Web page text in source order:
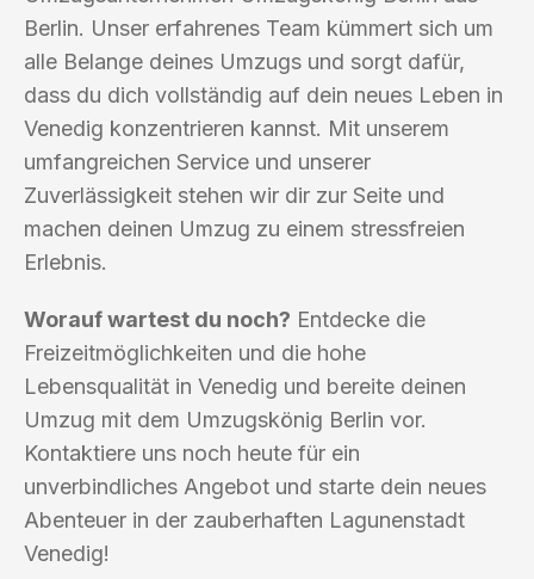
Berlin. Unser erfahrenes Team kümmert sich um
alle Belange deines Umzugs und sorgt dafür,
dass du dich vollständig auf dein neues Leben in
Venedig konzentrieren kannst. Mit unserem
umfangreichen Service und unserer
Zuverlässigkeit stehen wir dir zur Seite und
machen deinen Umzug zu einem stressfreien
Erlebnis.
Worauf wartest du noch? Entdecke die
Freizeitmöglichkeiten und die hohe
Lebensqualität in Venedig und bereite deinen
Umzug mit dem Umzugskönig Berlin vor.
Kontaktiere uns noch heute für ein
unverbindliches Angebot und starte dein neues
Abenteuer in der zauberhaften Lagunenstadt
Venedig!